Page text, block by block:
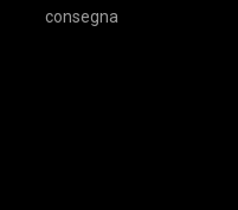
consegna